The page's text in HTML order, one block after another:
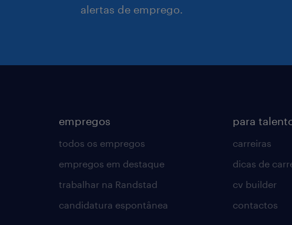
alertas de emprego.
empregos
todos os empregos
empregos em destaque
trabalhar na Randstad
candidatura espontânea
para
carreiras
dicas de
cv builder
contactos